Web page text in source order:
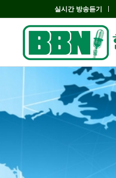
실시간 방송듣기